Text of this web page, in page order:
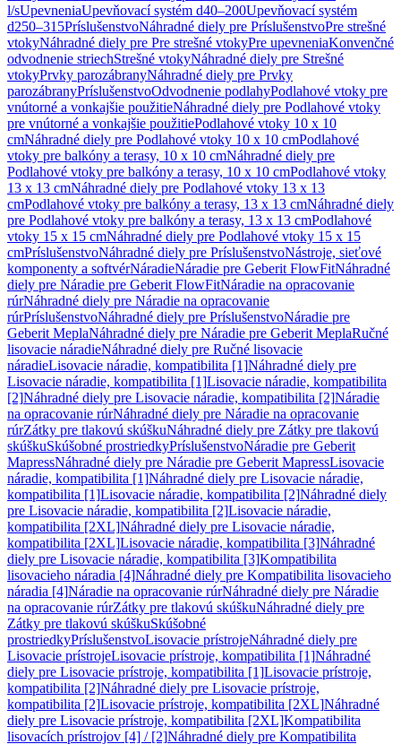
l/sUpevneniaUpevňovací systém d40–200Upevňovací systém
d250–315PríslušenstvoNáhradné diely pre PríslušenstvoPre strešné
vtokyNáhradné diely pre Pre strešné vtokyPre upevneniaKonvenčné
odvodnenie striechStrešné vtokyNáhradné diely pre Strešné
vtokyPrvky parozábranyNáhradné diely pre Prvky
parozábranyPríslušenstvoOdvodnenie podlahyPodlahové vtoky pre
vnútorné a vonkajšie použitieNáhradné diely pre Podlahové vtoky
pre vnútorné a vonkajšie použitiePodlahové vtoky 10 x 10
cmNáhradné diely pre Podlahové vtoky 10 x 10 cmPodlahové
vtoky pre balkóny a terasy, 10 x 10 cmNáhradné diely pre
Podlahové vtoky pre balkóny a terasy, 10 x 10 cmPodlahové vtoky
13 x 13 cmNáhradné diely pre Podlahové vtoky 13 x 13
cmPodlahové vtoky pre balkóny a terasy, 13 x 13 cmNáhradné diely
pre Podlahové vtoky pre balkóny a terasy, 13 x 13 cmPodlahové
vtoky 15 x 15 cmNáhradné diely pre Podlahové vtoky 15 x 15
cmPríslušenstvoNáhradné diely pre PríslušenstvoNástroje, sieťové
komponenty a softvérNáradieNáradie pre Geberit FlowFitNáhradné
diely pre Náradie pre Geberit FlowFitNáradie na opracovanie
rúrNáhradné diely pre Náradie na opracovanie
rúrPríslušenstvoNáhradné diely pre PríslušenstvoNáradie pre
Geberit MeplaNáhradné diely pre Náradie pre Geberit MeplaRučné
lisovacie náradieNáhradné diely pre Ručné lisovacie
náradieLisovacie náradie, kompatibilita [1]Náhradné diely pre
Lisovacie náradie, kompatibilita [1]Lisovacie náradie, kompatibilita
[2]Náhradné diely pre Lisovacie náradie, kompatibilita [2]Náradie
na opracovanie rúrNáhradné diely pre Náradie na opracovanie
rúrZátky pre tlakovú skúškuNáhradné diely pre Zátky pre tlakovú
skúškuSkúšobné prostriedkyPríslušenstvoNáradie pre Geberit
MapressNáhradné diely pre Náradie pre Geberit MapressLisovacie
náradie, kompatibilita [1]Náhradné diely pre Lisovacie náradie,
kompatibilita [1]Lisovacie náradie, kompatibilita [2]Náhradné diely
pre Lisovacie náradie, kompatibilita [2]Lisovacie náradie,
kompatibilita [2XL]Náhradné diely pre Lisovacie náradie,
kompatibilita [2XL]Lisovacie náradie, kompatibilita [3]Náhradné
diely pre Lisovacie náradie, kompatibilita [3]Kompatibilita
lisovacieho náradia [4]Náhradné diely pre Kompatibilita lisovacieho
náradia [4]Náradie na opracovanie rúrNáhradné diely pre Náradie
na opracovanie rúrZátky pre tlakovú skúškuNáhradné diely pre
Zátky pre tlakovú skúškuSkúšobné
prostriedkyPríslušenstvoLisovacie prístrojeNáhradné diely pre
Lisovacie prístrojeLisovacie prístroje, kompatibilita [1]Náhradné
diely pre Lisovacie prístroje, kompatibilita [1]Lisovacie prístroje,
kompatibilita [2]Náhradné diely pre Lisovacie prístroje,
kompatibilita [2]Lisovacie prístroje, kompatibilita [2XL]Náhradné
diely pre Lisovacie prístroje, kompatibilita [2XL]Kompatibilita
lisovacích prístrojov [4] / [2]Náhradné diely pre Kompatibilita